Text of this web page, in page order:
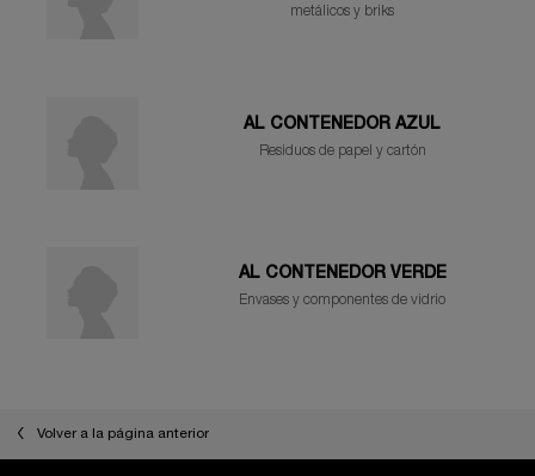
metálicos y briks
AL CONTENEDOR AZUL
Residuos de papel y cartón
AL CONTENEDOR VERDE
Envases y componentes de vidrio
Volver a la página anterior